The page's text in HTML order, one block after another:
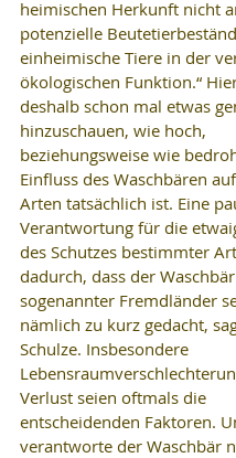
heimischen Herkunft nicht
potenzielle
einheimische Tiere in der
ökologischen Funktion.“
deshalb schon mal etwas
hinzuschauen, wie hoch,
beziehungsweise wie
Einfluss des Waschbären
Arten tatsächlich ist. Eine
Verantwortung für die
des Schutzes bestimmter
dadurch, dass der
sogenannter Fremdländer
nämlich zu kurz gedacht,
Schulze. Insbesondere
Verlust seien oftmals die
entscheidenden Faktoren.
verantworte der Waschbär